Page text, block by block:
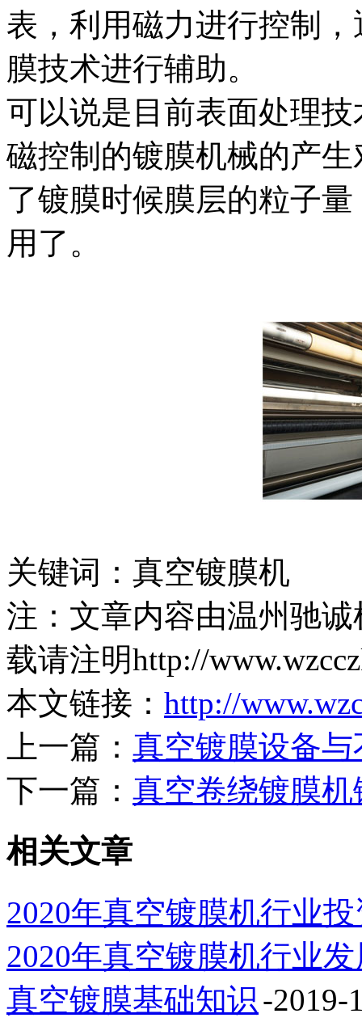
表，利用磁力进行控制
膜技术进行辅助。
可以说是目前表面处理
磁控制的镀膜机械的产
了镀膜时候膜层的粒子
用了。
关键词：真空镀膜机
注：文章内容由温州驰
载请注明http://
本文链接： http://
上一篇： 真空镀膜设备
下一篇： 真空卷绕镀膜
相关文章
2020年真空镀膜机行业
2020年真空镀膜机行业
真空镀膜基础知识 -2019-